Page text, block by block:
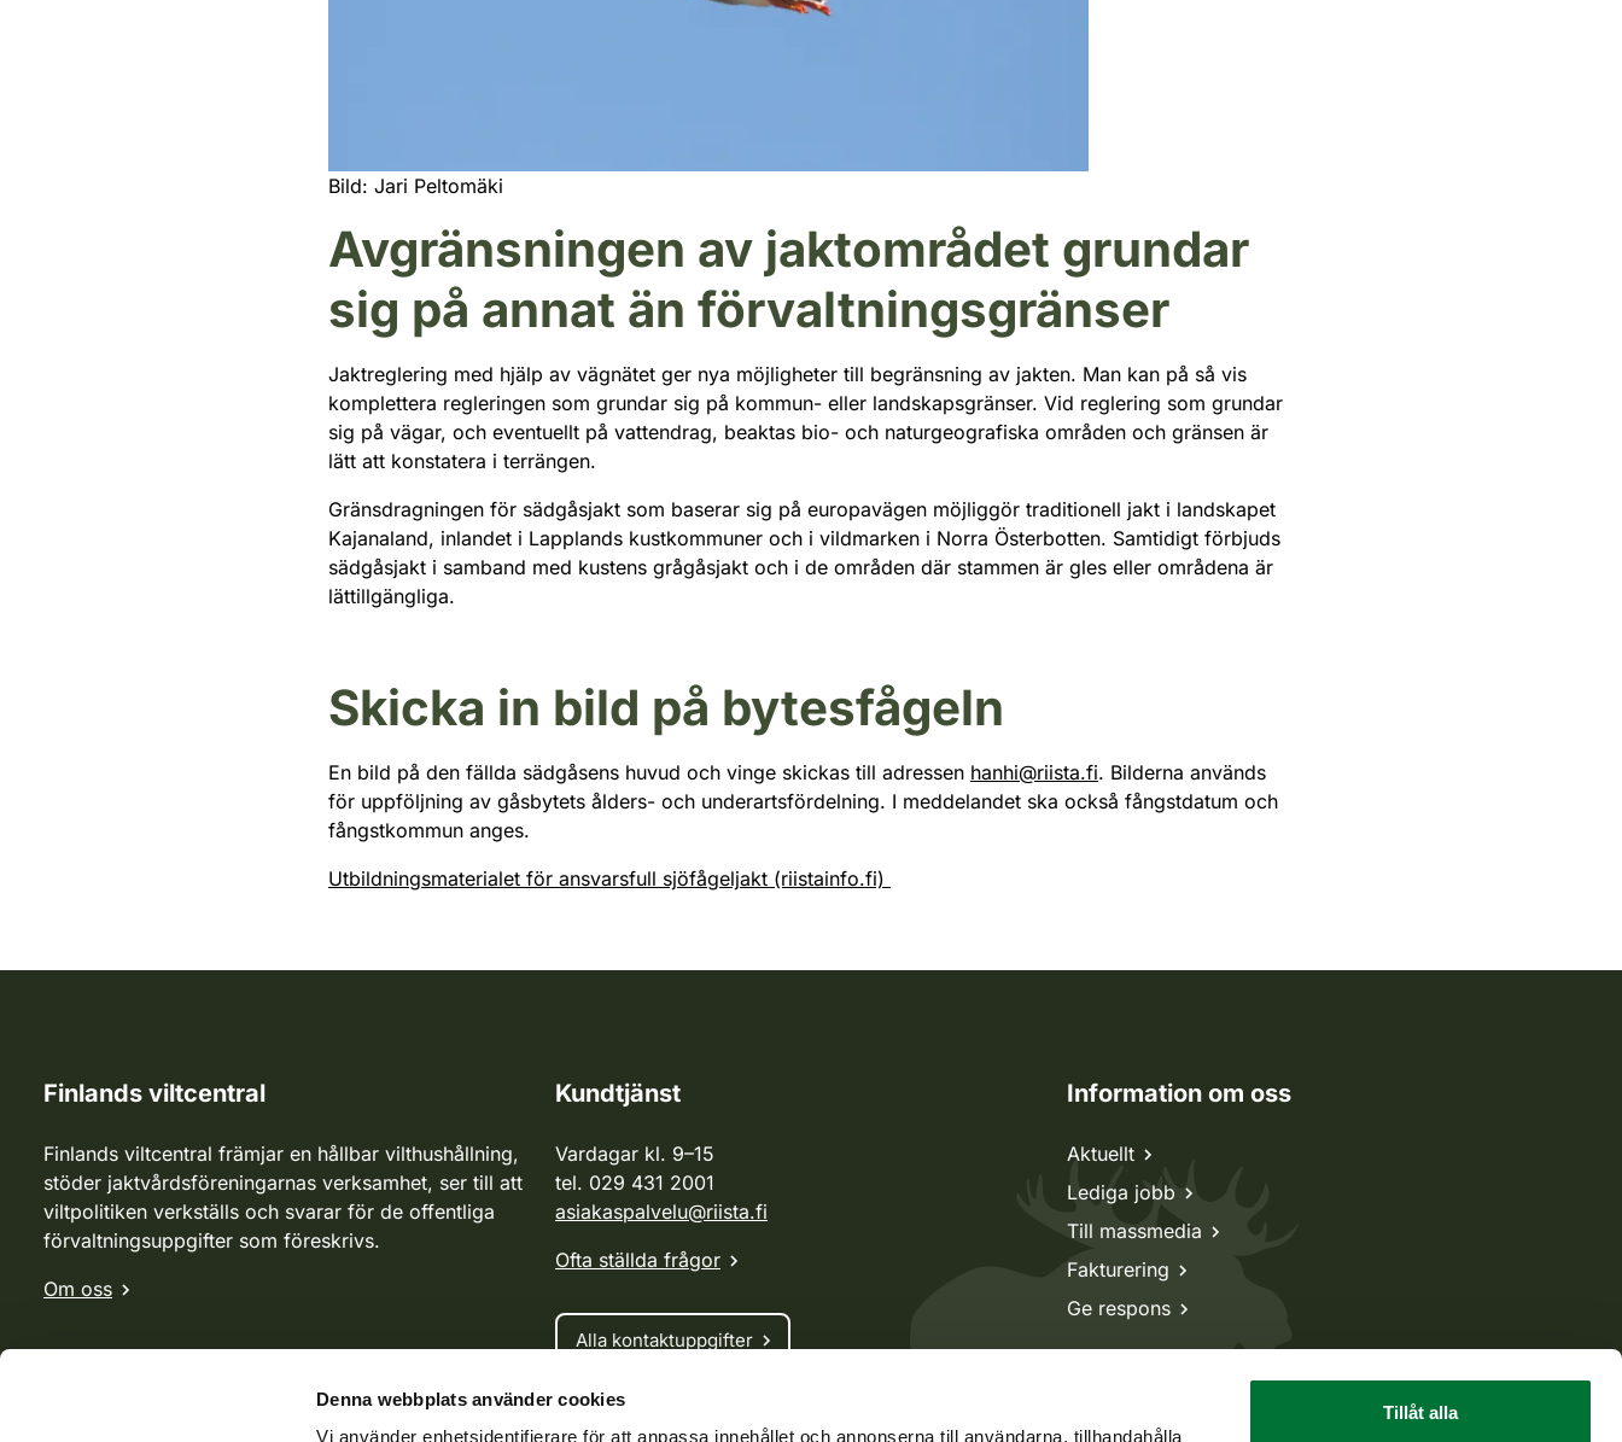
Denna webbplats använder cookies
Vi använder enhetsidentifierare för att anpassa innehållet och annonserna till användarna, tillhandahålla
Tillåt alla
Bild: Jari Peltomäki
Avgränsningen av jaktområdet grundar
sig på annat än förvaltningsgränser
Jaktreglering med hjälp av vägnätet ger nya möjligheter till begränsning av jakten. Man kan på så vis
komplettera regleringen som grundar sig på kommun- eller landskapsgränser. Vid reglering som grundar
sig på vägar, och eventuellt på vattendrag, beaktas bio- och naturgeografiska områden och gränsen är
lätt att konstatera i terrängen.
Gränsdragningen för sädgåsjakt som baserar sig på europavägen möjliggör traditionell jakt i landskapet
Kajanaland, inlandet i Lapplands kustkommuner och i vildmarken i Norra Österbotten. Samtidigt förbjuds
sädgåsjakt i samband med kustens grågåsjakt och i de områden där stammen är gles eller områdena är
lättillgängliga.
Skicka in bild på bytesfågeln
En bild på den fällda sädgåsens huvud och vinge skickas till adressen hanhi@riista.fi. Bilderna används
för uppföljning av gåsbytets ålders- och underartsfördelning. I meddelandet ska också fångstdatum och
fångstkommun anges.
Utbildningsmaterialet för ansvarsfull sjöfågeljakt (riistainfo.fi)
Finlands viltcentral
Finlands viltcentral främjar en hållbar vilthushållning,
stöder jaktvårdsföreningarnas verksamhet, ser till att
viltpolitiken verkställs och svarar för de offentliga
förvaltningsuppgifter som föreskrivs.
Om oss
Kundtjänst
Vardagar kl. 9–15
tel. 029 431 2001
asiakaspalvelu@riista.fi
Ofta ställda frågor
Alla kontaktuppgifter
Jaktkort
Information om oss
Aktuellt
Lediga jobb
Till massmedia
Fakturering
Ge respons